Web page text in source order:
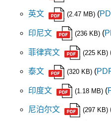
英文 (2.47 MB)(
印尼文 (236 KB)(
菲律宾文 (225 KB)
泰文 (320 KB)(
印度文 (1.18 MB)(
尼泊尔文 (297 KB)